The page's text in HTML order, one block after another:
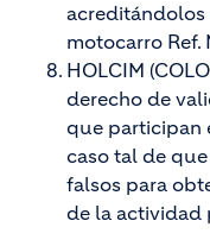
acreditándolos
motocarro Ref.
HOLCIM
derecho de
que participan
caso tal de
falsos para
de la actividad